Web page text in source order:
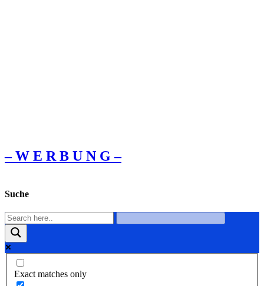
– W Ε R Β U Ν G –
Suche
Exact matches only